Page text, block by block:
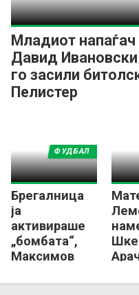
Младиот напаѓач
Давид Ивановски
го засили
Пелистер
Брегалница
ја
активираше
„бомбата“,
Максимов
Штип!
ФУДБАЛ